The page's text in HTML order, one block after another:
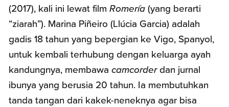
(2017), kali ini lewat filmRomería (yang berarti
“ziarah”). Marina Piñeiro (Llúcia Garcia) adalah
gadis 18 tahun yang bepergian ke Vigo, Spanyol,
untuk kembali terhubung dengan keluarga ayah
kandungnya, membawacamcorderdan jurnal
ibunya yang berusia 20 tahun. Ia membutuhkan
tanda tangan dari kakek-neneknya agar bisa